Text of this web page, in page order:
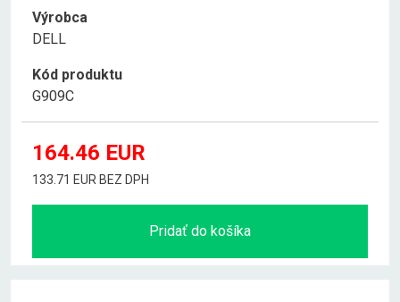
Výrobca
DELL
Kód produktu
G909C
164.46 EUR
133.71 EUR BEZ DPH
Pridať do košíka